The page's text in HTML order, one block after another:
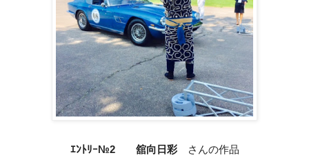
ｴﾝﾄﾘｰ№2 舘向日彩
さんの作品